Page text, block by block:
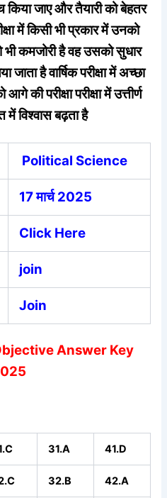
जाए और तैयारी को बेहतर
में किसी भी प्रकार में उनको
कमजोरी है वह उसको सुधार
जाता है वार्षिक परीक्षा में अच्छा
की परीक्षा परीक्षा में उत्तीर्ण
विश्वास बढ़ता है
Political Science
17 मार्च 2025
Click Here
join
Join
Answer Key
31.A 41.D
32.B 42.A